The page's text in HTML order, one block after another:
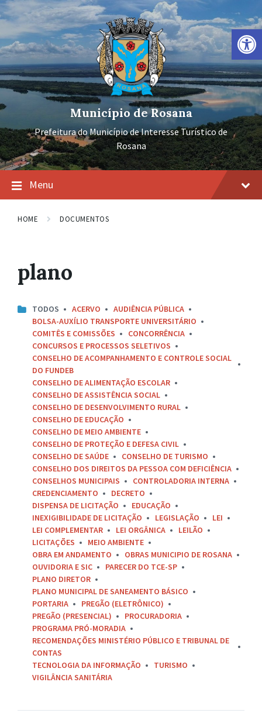
Barra de Ferramentas Aberta
Ir
para
conteúdo
Pular
para
navegação
principal
Pular
para
rodapé
Município de Rosana
Prefeitura do Município de Interesse Turístico de
Rosana
Menu
HOME DOCUMENTOS
plano
TODOS ACERVO
AUDIÊNCIA PÚBLICA
BOLSA-AUXÍLIO TRANSPORTE UNIVERSITÁRIO
COMITÊS E COMISSÕES
CONCORRÊNCIA
CONCURSOS E PROCESSOS SELETIVOS
CONSELHO DE ACOMPANHAMENTO E CONTROLE SOCIAL
DO FUNDEB
CONSELHO DE ALIMENTAÇÃO ESCOLAR
CONSELHO DE ASSISTÊNCIA SOCIAL
CONSELHO DE DESENVOLVIMENTO RURAL
CONSELHO DE EDUCAÇÃO
CONSELHO DE MEIO AMBIENTE
CONSELHO DE PROTEÇÃO E DEFESA CIVIL
CONSELHO DE SAÚDE
CONSELHO DE TURISMO
CONSELHO DOS DIREITOS DA PESSOA COM DEFICIÊNCIA
CONSELHOS MUNICIPAIS
CONTROLADORIA INTERNA
CREDENCIAMENTO
DECRETO
DISPENSA DE LICITAÇÃO
EDUCAÇÃO
INEXIGIBILIDADE DE LICITAÇÃO
LEGISLAÇÃO
LEI
LEI COMPLEMENTAR
LEI ORGÂNICA
LEILÃO
LICITAÇÕES
MEIO AMBIENTE
OBRA EM ANDAMENTO
OBRAS MUNICIPIO DE ROSANA
OUVIDORIA E SIC
PARECER DO TCE-SP
PLANO DIRETOR
PLANO MUNICIPAL DE SANEAMENTO BÁSICO
PORTARIA
PREGÃO (ELETRÔNICO)
PREGÃO (PRESENCIAL)
PROCURADORIA
PROGRAMA PRÓ-MORADIA
RECOMENDAÇÕES MINISTÉRIO PÚBLICO E TRIBUNAL DE
CONTAS
TECNOLOGIA DA INFORMAÇÃO
TURISMO
VIGILÂNCIA SANITÁRIA